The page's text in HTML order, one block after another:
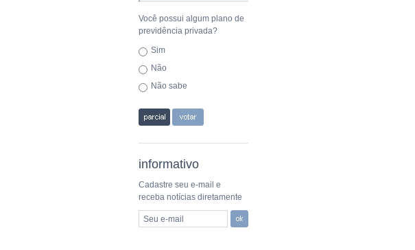
Você possui algum plano de
previdência privada?
Sim
Não
Não sabe
informativo
Cadastre seu e-mail e
receba notícias diretamente
Seu e-mail